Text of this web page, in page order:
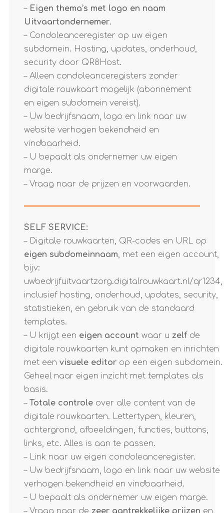
– Eigen thema’s met logo en naam
Uitvaartondernemer.
– Condoleanceregister op uw eigen
subdomein. Hosting, updates, onderhoud,
security door QR8Host.
– Alleen condoleanceregisters zonder
digitale rouwkaart mogelijk (abonnement
en eigen subdomein vereist).
– Uw bedrijfsnaam, logo en link naar uw
website verhogen bekendheid en
vindbaarheid.
– U bepaalt als ondernemer uw eigen
marge.
– Vraag naar de prijzen en voorwaarden.
SELF SERVICE:
– Digitale rouwkaarten, QR-codes en URL op
eigen subdomeinnaam, met een eigen account,
bijv:
uwbedrijfuitvaartzorg.digitalrouwkaart.nl/qr1234,
inclusief hosting, onderhoud, updates, security,
statistieken, en gebruik van de standaard
templates.
– U krijgt een eigen account waar u zelf de
digitale rouwkaarten kunt opmaken en inrichten
met een visuele editor op een eigen subdomein.
Geheel naar eigen inzicht met templates als
basis.
– Totale controle over alle content van de
digitale rouwkaarten. Lettertypen, kleuren,
achtergrond, afbeeldingen, functies, buttons,
links, etc. Alles is aan te passen.
– Link naar uw eigen condoleanceregister.
– Uw bedrijfsnaam, logo en link naar uw website
verhogen bekendheid en vindbaarheid.
– U bepaalt als ondernemer uw eigen marge.
– Vraag naar de zeer aantrekkelijke prijzen en